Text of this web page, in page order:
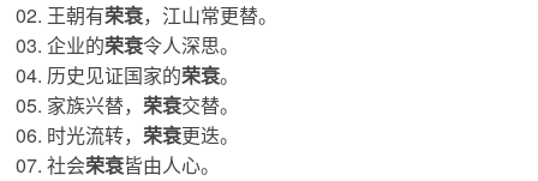
王朝有荣衰，江山常更替。
企业的荣衰令人深思。
历史见证国家的荣衰。
家族兴替， 荣衰交替。
时光流转， 荣衰更迭。
社会荣衰皆由人心。